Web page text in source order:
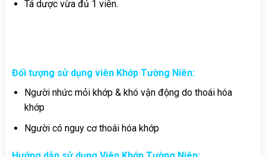
Tá dược vừa đủ 1 viên.
Đối tượng sử dụng viên Khớp Tường Niên:
Người nhức mỏi khớp & khó vận động do thoái hóa
khớp
Người có nguy cơ thoái hóa khớp